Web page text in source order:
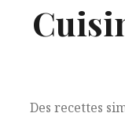
Des recettes